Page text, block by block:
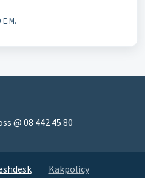
@ 08 442 45 80
Kakpolicy